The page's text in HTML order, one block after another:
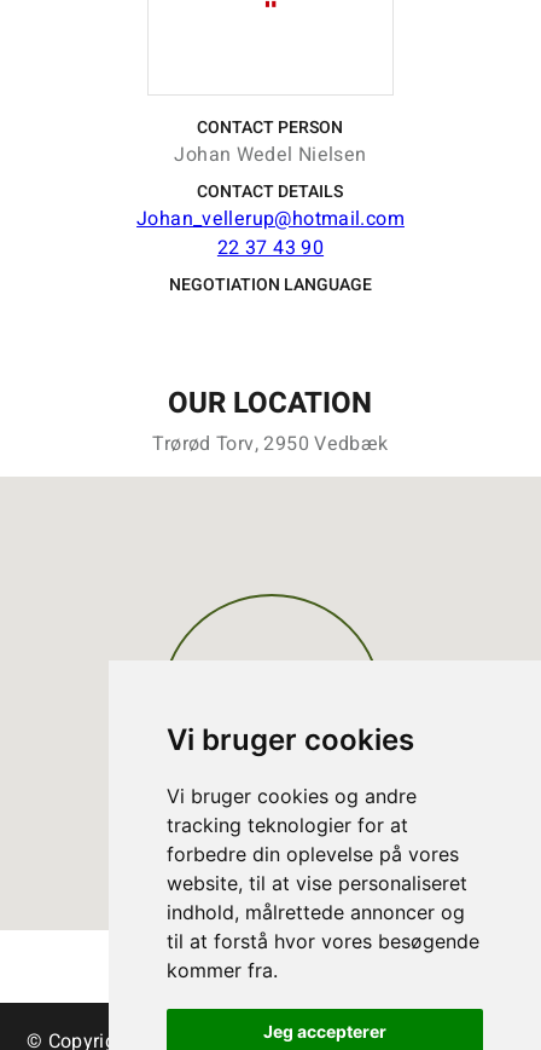
Vi bruger cookies
Vi bruger cookies og andre
tracking teknologier for at
forbedre din oplevelse på vores
website, til at vise personaliseret
indhold, målrettede annoncer og
til at forstå hvor vores besøgende
kommer fra.
Jeg accepterer
CONTACT PERSON
Johan Wedel Nielsen
CONTACT DETAILS
Johan_vellerup@hotmail.com
22 37 43 90
NEGOTIATION LANGUAGE
OUR LOCATION
Trørød Torv, 2950 Vedbæk
© Copyright Danish Christmas Tree Association - trees